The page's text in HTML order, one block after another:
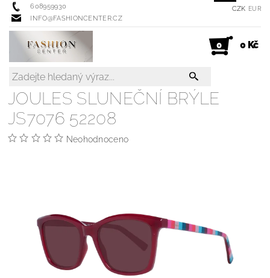
608959930
INFO@FASHIONCENTER.CZ
CZK EUR
0 0 Kč
JOULES SLUNEČNÍ BRÝLE
JS7076 52208
Neohodnoceno